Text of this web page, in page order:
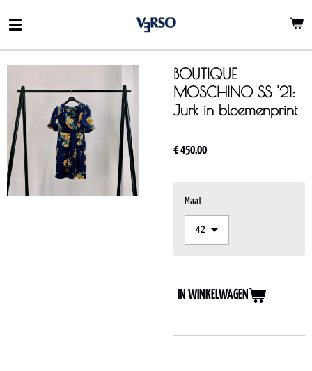
direct
naar
de
BOUTIQUE
MOSCHINO SS '21:
Jurk in bloemenprint
€ 450,00
Maat
IN WINKELWAGEN